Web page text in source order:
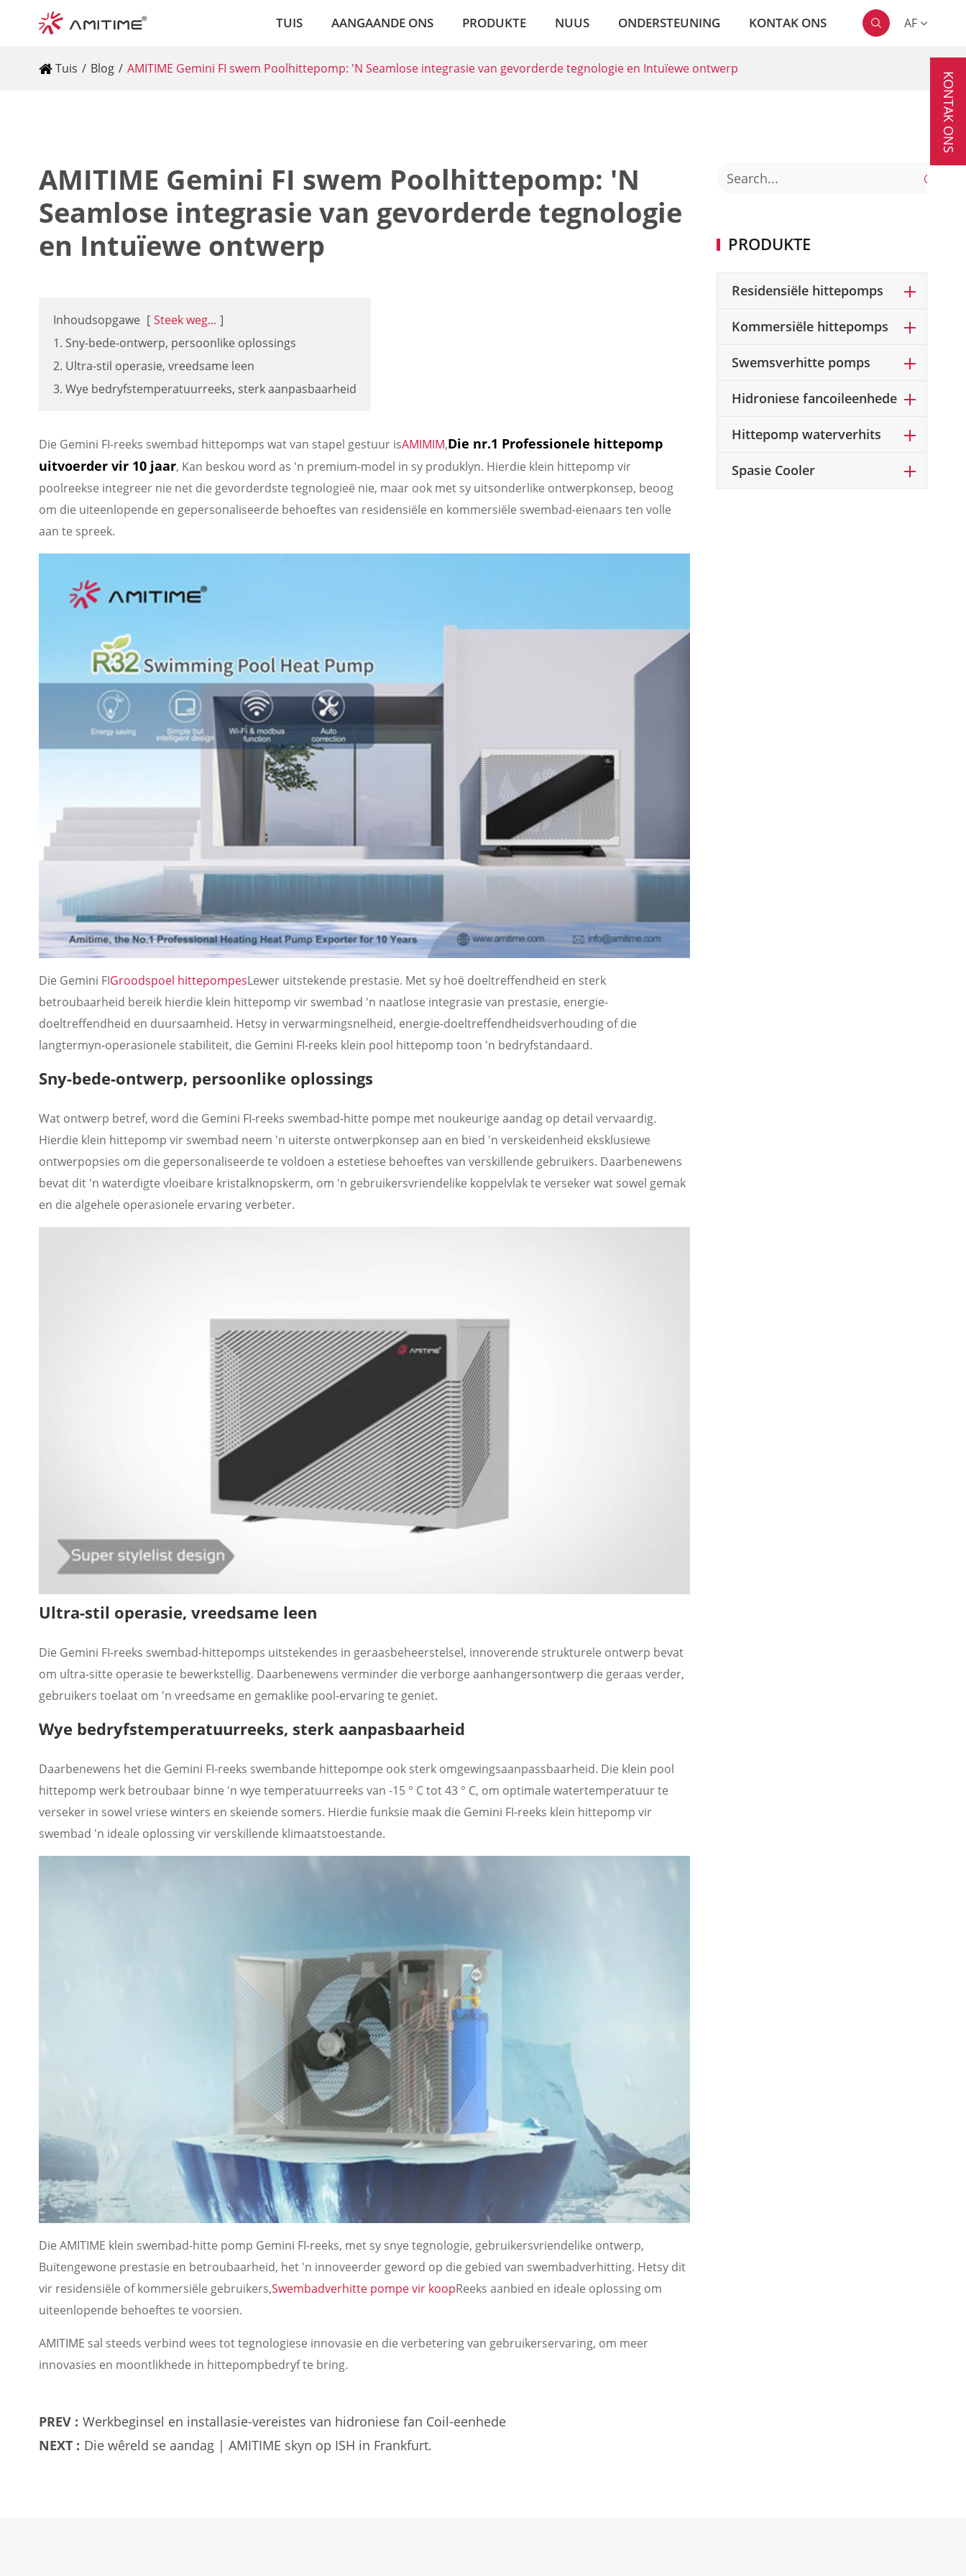
TUIS AANGAANDE ONS PRODUKTE NUUS ONDERSTEUNING KONTAK ONS  AF
Tuis Blog AMITIME Gemini FI swem Poolhittepomp: 'N Seamlose integrasie van gevorderde tegnologie en Intuïewe ontwerp
AMITIME Gemini FI swem Poolhittepomp: 'N
Seamlose integrasie van gevorderde tegnologie
en Intuïewe ontwerp
Inhoudsopgawe [ Steek weg... ]
1. Sny-bede-ontwerp, persoonlike oplossings
2. Ultra-stil operasie, vreedsame leen
3. Wye bedryfstemperatuurreeks, sterk aanpasbaarheid
Die Gemini FI-reeks swembad hittepomps wat van stapel gestuur isAMIMIM,Die nr.1 Professionele hittepomp
uitvoerder vir 10 jaar, Kan beskou word as 'n premium-model in sy produklyn. Hierdie klein hittepomp vir
poolreekse integreer nie net die gevorderdste tegnologieë nie, maar ook met sy uitsonderlike ontwerpkonsep, beoog
om die uiteenlopende en gepersonaliseerde behoeftes van residensiële en kommersiële swembad-eienaars ten volle
aan te spreek.
Die Gemini FIGroodspoel hittepompesLewer uitstekende prestasie. Met sy hoë doeltreffendheid en sterk
betroubaarheid bereik hierdie klein hittepomp vir swembad 'n naatlose integrasie van prestasie, energie-
doeltreffendheid en duursaamheid. Hetsy in verwarmingsnelheid, energie-doeltreffendheidsverhouding of die
langtermyn-operasionele stabiliteit, die Gemini FI-reeks klein pool hittepomp toon 'n bedryfstandaard.
Sny-bede-ontwerp, persoonlike oplossings
Wat ontwerp betref, word die Gemini FI-reeks swembad-hitte pompe met noukeurige aandag op detail vervaardig.
Hierdie klein hittepomp vir swembad neem 'n uiterste ontwerpkonsep aan en bied 'n verskeidenheid eksklusiewe
ontwerpopsies om die gepersonaliseerde te voldoen a estetiese behoeftes van verskillende gebruikers. Daarbenewens
bevat dit 'n waterdigte vloeibare kristalknopskerm, om 'n gebruikersvriendelike koppelvlak te verseker wat sowel gemak
en die algehele operasionele ervaring verbeter.
Ultra-stil operasie, vreedsame leen
Die Gemini FI-reeks swembad-hittepomps uitstekendes in geraasbeheerstelsel, innoverende strukturele ontwerp bevat
om ultra-sitte operasie te bewerkstellig. Daarbenewens verminder die verborge aanhangersontwerp die geraas verder,
gebruikers toelaat om 'n vreedsame en gemaklike pool-ervaring te geniet.
Wye bedryfstemperatuurreeks, sterk aanpasbaarheid
Daarbenewens het die Gemini FI-reeks swembande hittepompe ook sterk omgewingsaanpassbaarheid. Die klein pool
hittepomp werk betroubaar binne 'n wye temperatuurreeks van -15 ° C tot 43 ° C, om optimale watertemperatuur te
verseker in sowel vriese winters en skeiende somers. Hierdie funksie maak die Gemini FI-reeks klein hittepomp vir
swembad 'n ideale oplossing vir verskillende klimaatstoestande.
Die AMITIME klein swembad-hitte pomp Gemini FI-reeks, met sy snye tegnologie, gebruikersvriendelike ontwerp,
Buitengewone prestasie en betroubaarheid, het 'n innoveerder geword op die gebied van swembadverhitting. Hetsy dit
vir residensiële of kommersiële gebruikers,Swembadverhitte pompe vir koopReeks aanbied en ideale oplossing om
uiteenlopende behoeftes te voorsien.
AMITIME sal steeds verbind wees tot tegnologiese innovasie en die verbetering van gebruikerservaring, om meer
innovasies en moontlikhede in hittepompbedryf te bring.
PREV : Werkbeginsel en installasie-vereistes van hidroniese fan Coil-eenhede
NEXT : Die wêreld se aandag | AMITIME skyn op ISH in Frankfurt.

PRODUKTE
Residensiële hittepomps
Kommersiële hittepomps
Swemsverhitte pomps
Hidroniese fancoileenhede
Hittepomp waterverhits
Spasie Cooler
KONTAK ONS